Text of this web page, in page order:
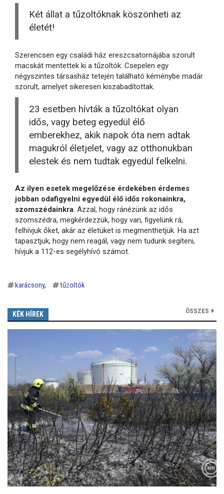
Két állat a tűzoltóknak köszönheti az
életét!
Szerencsen egy családi ház ereszcsatornájába szorult
macskát mentettek ki a tűzoltók. Csepelen egy
négyszintes társasház tetején található kéménybe madár
szorult, amelyet sikeresen kiszabadítottak.
23 esetben hívták a tűzoltókat olyan
idős, vagy beteg egyedül élő
emberekhez, akik napok óta nem adtak
magukról életjelet, vagy az otthonukban
elestek és nem tudtak egyedül felkelni.
Az ilyen esetek megelőzése érdekében érdemes
jobban odafigyelni egyedül élő idős rokonainkra,
szomszédainkra. Azzal, hogy ránézünk az idős
szomszédra, megkérdezzük, hogy van, figyelünk rá,
felhívjuk őket, akár az életüket is megmenthetjük. Ha azt
tapasztjuk, hogy nem reagál, vagy nem tudunk segíteni,
hívjuk a 112-es segélyhívó számot.
karácsony tűzoltók
KÉK HÍREK ÖSSZES